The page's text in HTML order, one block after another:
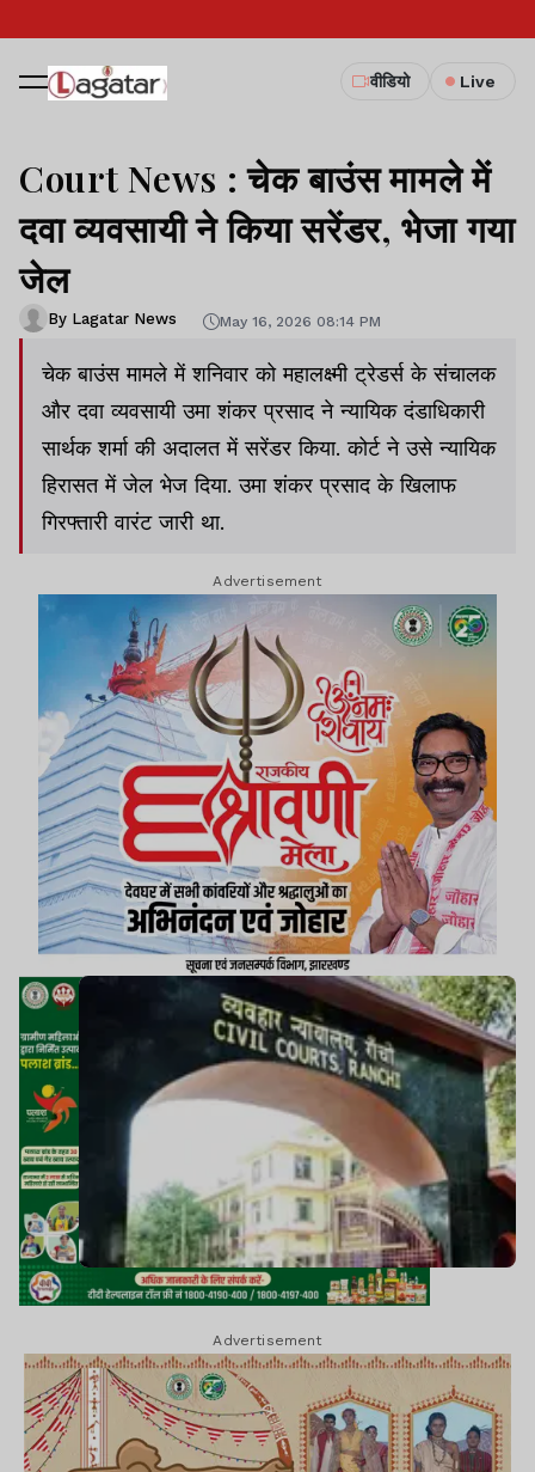
वीडियो Live
Court News : चेक बाउंस मामले में
दवा व्यवसायी ने किया सरेंडर, भेजा गया
जेल
By Lagatar News May 16, 2026 08:14 PM
चेक बाउंस मामले में शनिवार को महालक्ष्मी ट्रेडर्स के संचालक
और दवा व्यवसायी उमा शंकर प्रसाद ने न्यायिक दंडाधिकारी
सार्थक शर्मा की अदालत में सरेंडर किया. कोर्ट ने उसे न्यायिक
हिरासत में जेल भेज दिया. उमा शंकर प्रसाद के खिलाफ
गिरफ्तारी वारंट जारी था.
Advertisement
Advertisement